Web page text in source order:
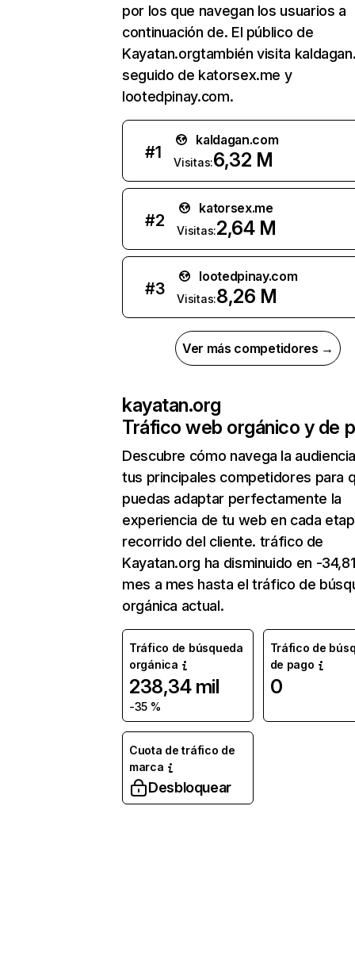
por los que navegan los usuarios a
continuación de. El público de
Kayatan.orgtambién visita
seguido de katorsex.me y
lootedpinay.com.
#1
kaldagan.com
Visitas:6,32 M
#2
katorsex.me
Visitas:2,64 M
#3
lootedpinay.com
Visitas:8,26 M
Ver más competidores →
kayatan.org
Tráfico web orgánico y de
Descubre cómo navega la
tus principales competidores para
puedas adaptar perfectamente la
experiencia de tu web en cada
recorrido del cliente. tráfico de
Kayatan.org ha disminuido en -
mes a mes hasta el tráfico de
orgánica actual.
Tráfico de búsqueda
orgánica
238,34 mil
-35 %
Tráfico de
de pago
0
Cuota de tráfico de
marca
Desbloquear